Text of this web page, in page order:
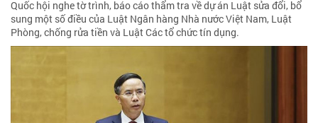
Quốc hội nghe tờ trình, báo cáo thẩm tra về dự án Luật sửa đổi, bổ
sung một số điều của Luật Ngân hàng Nhà nước Việt Nam, Luật
Phòng, chống rửa tiền và Luật Các tổ chức tín dụng.